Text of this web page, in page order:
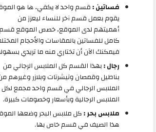
فساتين : قسم واحد لا يكفي، ها هو
يقوم بعمل قسم آخر للنساء ليعزز من
أهميتهم لدى الموقع، خصص الموقع
كامل للفساتين بالمقاسات والأحجام
فيمكنك الآن أن تختاري منه ما تريدي
رجال : بهذا القسم كل الملابس الرجالي من
بناطيل وقمصان وتيشرتات وبلازر وغيرهم
الملابس الرجالي في قسم واحد مجمع لكل
الملابس الرجالية وبأسعار وخصومات كبيرة.
ملابس بحر : كل ملابس البحر وضعها
هذا الصيف في قسم خاص بها.